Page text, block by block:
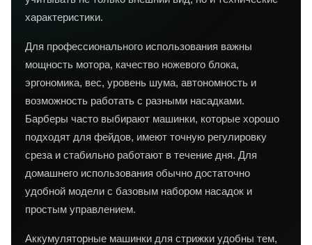
характеристики.
Для профессионального использования важны
мощность мотора, качество ножевого блока,
эргономика, вес, уровень шума, автономность и
возможность работать с разными насадками.
Барберы часто выбирают машинки, которые хорошо
подходят для фейдов, имеют точную регулировку
среза и стабильно работают в течение дня. Для
домашнего использования обычно достаточно
удобной модели с базовым набором насадок и
простым управлением.
Аккумуляторные машинки для стрижки удобны тем,